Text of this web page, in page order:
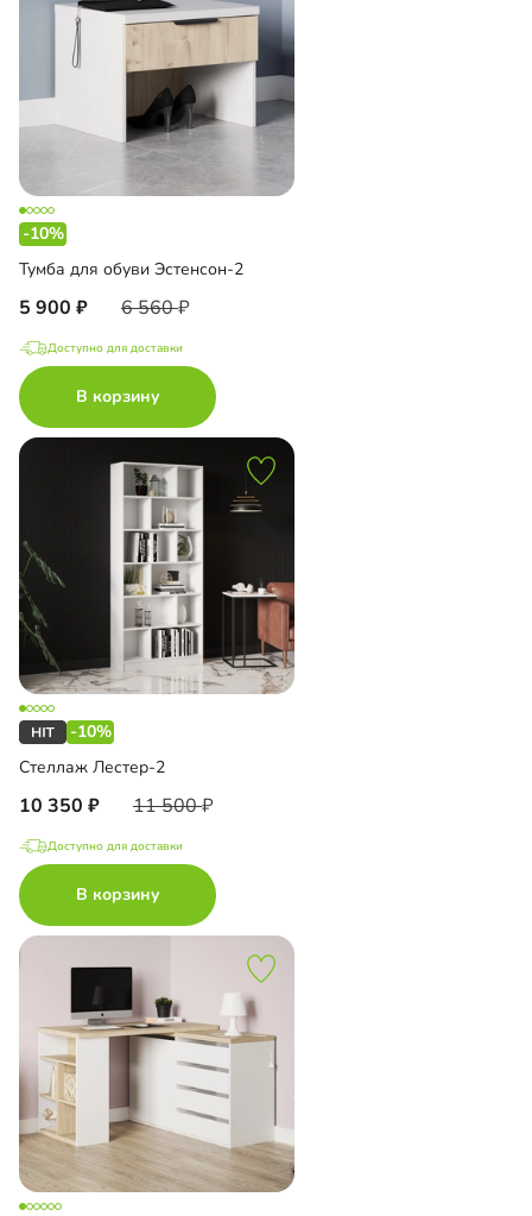
-10%
Тумба для обуви Эстенсон-2
5 900 6 560
Доступно для доставки
В корзину
-10%
Стеллаж Лестер-2
10 350 11 500
Доступно для доставки
В корзину